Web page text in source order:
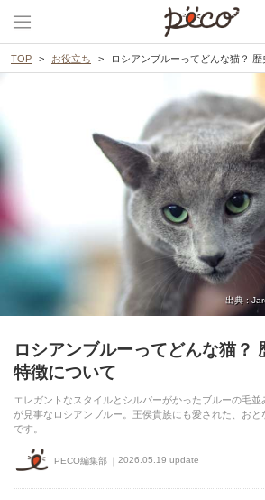
TOP お役立ち ロシアンブルーってどんな猫？
出典 :
ロシアンブルーってどんな猫？
特徴について
エレガントなスタイルとシルバーがかったブルーの毛
が見事なロシアンブルー。王侯貴族にも愛された、お
です。
PECO編集部 2026.05.19 update